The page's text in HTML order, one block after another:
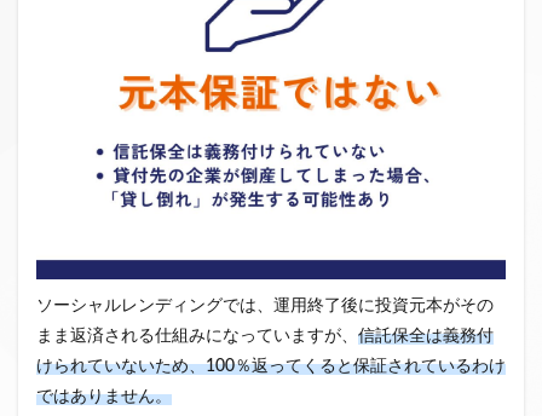
ソーシャルレンディングでは、運用終了後に投資元本がその
まま返済される仕組みになっていますが、 信託保全は義務付
けられていないため、100％返ってくると保証されているわけ
ではありません。